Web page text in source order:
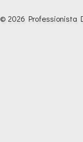
© 2026 Professionista